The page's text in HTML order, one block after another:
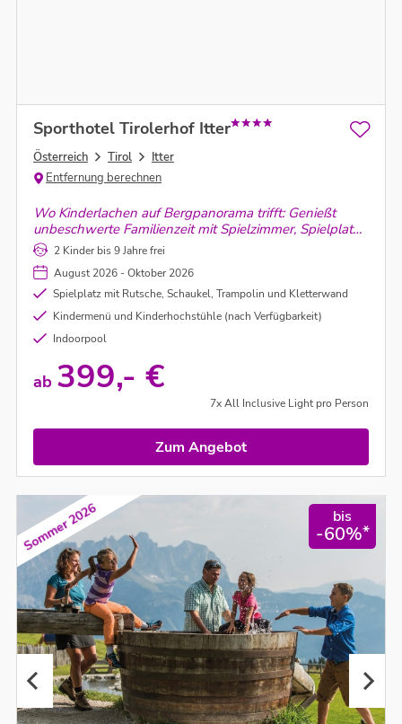
Sporthotel Tirolerhof Itter
Österreich Tirol
Itter
Entfernung berechnen
Wo Kinderlachen auf Bergpanorama trifft: Genießt
unbeschwerte Familienzeit mit Spielzimmer, Spielplatz
und jeder Menge Natur direkt vor der Tür – für kleine
Entdecker und große Genießer!
2 Kinder bis 9 Jahre frei
August 2026 - Oktober 2026
Spielplatz mit Rutsche, Schaukel, Trampolin und Kletterwand
Kindermenü und Kinderhochstühle (nach Verfügbarkeit)
Indoorpool
ab 399,- €
7x All Inclusive Light pro Person
Zum Angebot
Sommer 2026 bis
-60%*